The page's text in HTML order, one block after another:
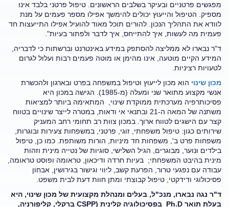
מפגשים פרטניים ובעיקר בשלבים הראשונים. טיפול פרטני בלבד אינו
מספיק. הטיפול והייעוץ יכולים להימשך אפילו מספר פעמים על מנת
לוודא את התהליך הנכון. להורים תוכל מאוד להועיל אפילו התייעצות חד
פעמית מה לעשות, איך להתייחס, איך לדבר ולפתור בעיות".
ד"ר נבארו לא ממליצה להסתפק במידע באינטרנט וברשתות כי לדבריה,
המידע הקיים מוטעה, אינו מהימן או מוטה פעמים רבות ועלול לגרום
לטעויות רציניות.
מכון שינוי הוא מכון לייעוץ וטיפול במשפחה בפרט ובארגון ולהכשרת
אנשי מקצוע מתואר שני ומעלה (מ-1985). הגישה במכון היא
פסיכותרפיה מערכתית ממוקדת שינוי, המתאימה ביותר למציאות
משתנה של המאה ה-21 ובתנאי אי ודאות, במטרה לייצר שינויים בטווח
קצר עם הישגים לטווח ארוך. במכון צוות רב תחומי רחב המעניק
שירותים כגון: טיפול משפחתי, זוגי, פרטני, במשפחות צעירות ובוגרות,
משפחות פרט ב', משפחות חד מיניות, הורות משותפת. כמו כן, טיפול
בילדים ונוער, מבוגרים, הגיל השלישי, סוגיות של נטייה מינית וזהות
מינית בהיבט המשפחתי; בעיות חרדה ודיכאון, טראומה ופוסט טראומה,
עבודה עם נפגעי טרור, הפרעת קשב, ליווי וגישור בגירושין, אבחון
פסיכולוגי ודידקטי, טיפול קבוצתי ומתן חוות דעת לבית משפט.
ד"ר נגה נבארו, מנכ"ל, בעלים ומנהלת מקצועית של מכון שינוי, היא
בעלת תואר Ph.D בפסיכולוגיה קלינית (CSPP ברקלי, קליפורניה,